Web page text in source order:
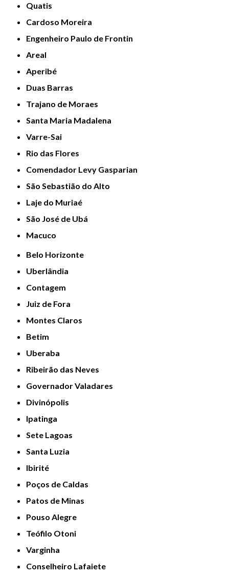
Quatis
Cardoso Moreira
Engenheiro Paulo de Frontin
Areal
Aperibé
Duas Barras
Trajano de Moraes
Santa Maria Madalena
Varre-Sai
Rio das Flores
Comendador Levy Gasparian
São Sebastião do Alto
Laje do Muriaé
São José de Ubá
Macuco
Belo Horizonte
Uberlândia
Contagem
Juiz de Fora
Montes Claros
Betim
Uberaba
Ribeirão das Neves
Governador Valadares
Divinópolis
Ipatinga
Sete Lagoas
Santa Luzia
Ibirité
Poços de Caldas
Patos de Minas
Pouso Alegre
Teófilo Otoni
Varginha
Conselheiro Lafaiete